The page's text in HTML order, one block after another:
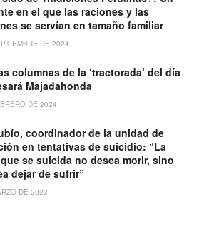
en el que las raciones y las
se servían en tamaño familiar
DE 2024
columnas de la ‘tractorada’ del día
Majadahonda
DE 2024
coordinador de la unidad de
en tentativas de suicidio: “La
se suicida no desea morir, sino
dejar de sufrir”
DE 2023